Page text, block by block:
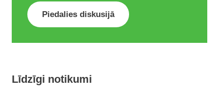
Piedalies diskusijā
Līdzīgi notikumi